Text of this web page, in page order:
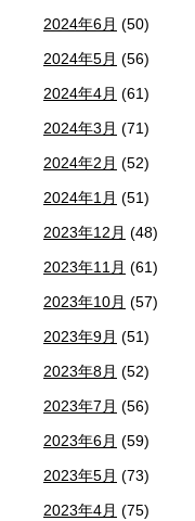
2024年6月 (50)
2024年5月 (56)
2024年4月 (61)
2024年3月 (71)
2024年2月 (52)
2024年1月 (51)
2023年12月 (48)
2023年11月 (61)
2023年10月 (57)
2023年9月 (51)
2023年8月 (52)
2023年7月 (56)
2023年6月 (59)
2023年5月 (73)
2023年4月 (75)